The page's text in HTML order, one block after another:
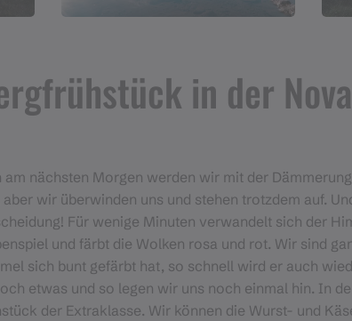
in der
am nächsten Morgen werden wir mit der
aber wir überwinden uns und stehen trotzdem auf.
Für wenige Minuten verwandelt sich der
und färbt die Wolken rosa und rot. Wir sind
sich bunt gefärbt hat, so schnell wird er auch
etwas und so legen wir uns noch einmal hin. In
der Extraklasse. Wir können die Wurst- und